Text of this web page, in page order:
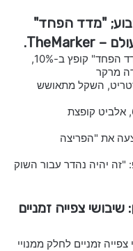
"מדד הפחד"
וול סטריט מוחקת כל עליות השבוע; "מדד הפחד" קופץ ב-10%,
סטריט, השקל מתאושש
ירידות בוול סטריט, הנפט מזנק ב-6.5%, אלביט קופצת
את "הפריצה
"זה יהיה נהדר עבור השוק
צפייה זמניים
זמניים לחלק ממנויי